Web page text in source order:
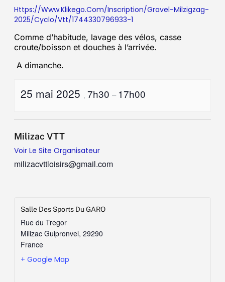
Https://www.klikego.com/inscription/gravel-Milzigzag-
2025/cyclo/vtt/1744330796933-1
Comme d’habitude, lavage des vélos, casse
croute/boisson et douches à l’arrivée.
A dimanche.
25 mai 2025 , 7h30 – 17h00
Milizac VTT
Voir Le Site Organisateur
milizacvttloisirs@gmail.com
Salle Des Sports Du GARO
Rue du Tregor
Milizac Guipronvel, 29290
France
+ Google Map